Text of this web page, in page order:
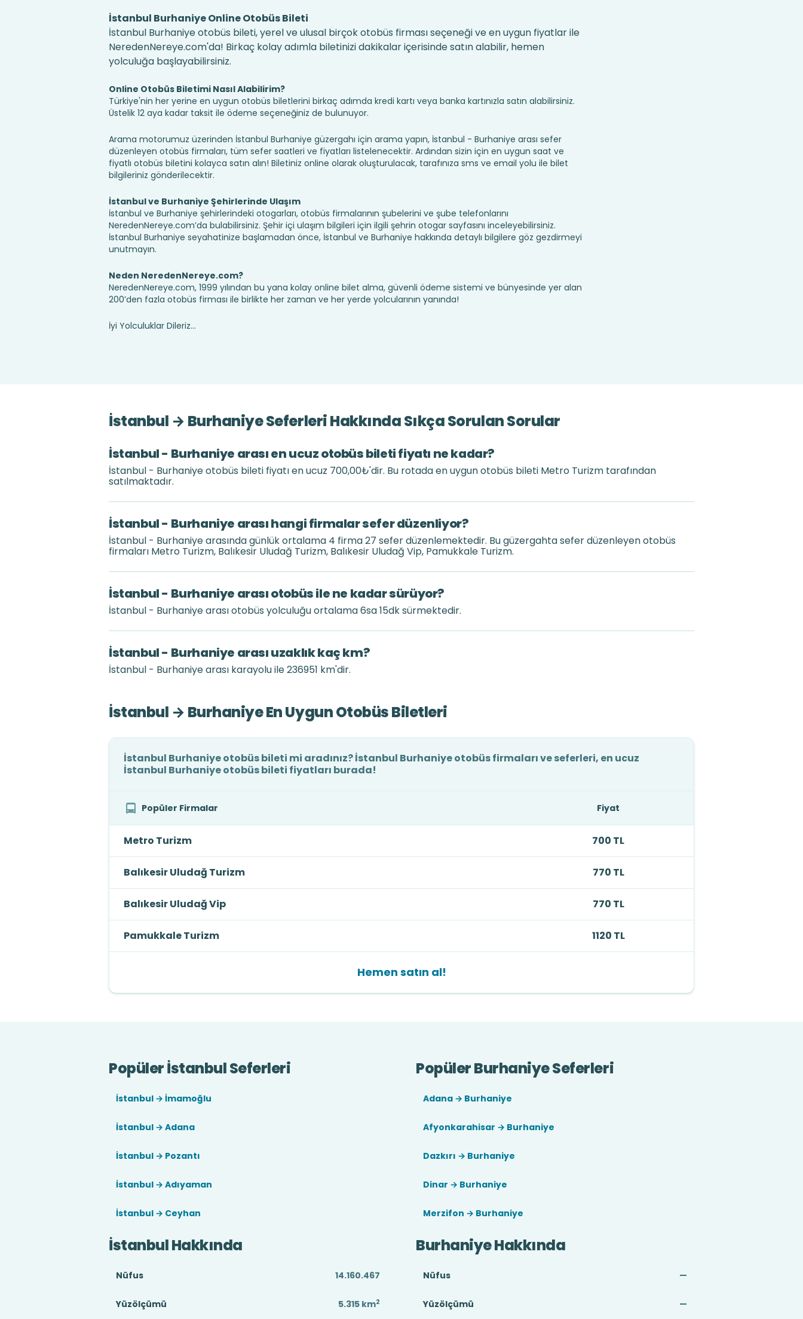
İstanbul Burhaniye Online Otobüs Bileti
İstanbul Burhaniye otobüs bileti, yerel ve ulusal birçok otobüs firması seçeneği ve en uygun fiyatlar ile
NeredenNereye.com'da! Birkaç kolay adımla biletinizi dakikalar içerisinde satın alabilir, hemen
yolculuğa başlayabilirsiniz.
Online Otobüs Biletimi Nasıl Alabilirim?
Türkiye'nin her yerine en uygun otobüs biletlerini birkaç adımda kredi kartı veya banka kartınızla satın alabilirsiniz.
Üstelik 12 aya kadar taksit ile ödeme seçeneğiniz de bulunuyor.
Arama motorumuz üzerinden İstanbul Burhaniye güzergahı için arama yapın, İstanbul - Burhaniye arası sefer
düzenleyen otobüs firmaları, tüm sefer saatleri ve fiyatları listelenecektir. Ardından sizin için en uygun saat ve
fiyatlı otobüs biletini kolayca satın alın! Biletiniz online olarak oluşturulacak, tarafınıza sms ve email yolu ile bilet
bilgileriniz gönderilecektir.
İstanbul ve Burhaniye Şehirlerinde Ulaşım
İstanbul ve Burhaniye şehirlerindeki otogarları, otobüs firmalarının şubelerini ve şube telefonlarını
NeredenNereye.com’da bulabilirsiniz. Şehir içi ulaşım bilgileri için ilgili şehrin otogar sayfasını inceleyebilirsiniz.
İstanbul Burhaniye seyahatinize başlamadan önce, İstanbul ve Burhaniye hakkında detaylı bilgilere göz gezdirmeyi
unutmayın.
Neden NeredenNereye.com?
NeredenNereye.com, 1999 yılından bu yana kolay online bilet alma, güvenli ödeme sistemi ve bünyesinde yer alan
200’den fazla otobüs firması ile birlikte her zaman ve her yerde yolcularının yanında!
İyi Yolculuklar Dileriz...
İstanbul → Burhaniye Seferleri Hakkında Sıkça Sorulan Sorular
İstanbul - Burhaniye arası en ucuz otobüs bileti fiyatı ne kadar?
İstanbul - Burhaniye otobüs bileti fiyatı en ucuz 700,00₺'dir. Bu rotada en uygun otobüs bileti Metro Turizm tarafından
satılmaktadır.
İstanbul - Burhaniye arası hangi firmalar sefer düzenliyor?
İstanbul - Burhaniye arasında günlük ortalama 4 firma 27 sefer düzenlemektedir. Bu güzergahta sefer düzenleyen otobüs
firmaları Metro Turizm, Balıkesir Uludağ Turizm, Balıkesir Uludağ Vip, Pamukkale Turizm.
İstanbul - Burhaniye arası otobüs ile ne kadar sürüyor?
İstanbul - Burhaniye arası otobüs yolculuğu ortalama 6sa 15dk sürmektedir.
İstanbul - Burhaniye arası uzaklık kaç km?
İstanbul - Burhaniye arası karayolu ile 236951 km'dir.
İstanbul → Burhaniye En Uygun Otobüs Biletleri
İstanbul Burhaniye otobüs bileti mi aradınız? İstanbul Burhaniye otobüs firmaları ve seferleri, en ucuz
İstanbul Burhaniye otobüs bileti fiyatları burada!
Popüler Firmalar Fiyat
Metro Turizm 700 TL
Balıkesir Uludağ Turizm 770 TL
Balıkesir Uludağ Vip 770 TL
Pamukkale Turizm 1120 TL
Hemen satın al!
Popüler İstanbul Seferleri
İstanbul → İmamoğlu
İstanbul → Adana
İstanbul → Pozantı
İstanbul → Adıyaman
İstanbul → Ceyhan
Popüler Burhaniye Seferleri
Adana → Burhaniye
Afyonkarahisar → Burhaniye
Dazkırı → Burhaniye
Dinar → Burhaniye
Merzifon → Burhaniye
İstanbul Hakkında
Nüfus 14.160.467
Yüzölçümü 5.315 km2
Burhaniye Hakkında
Nüfus —
Yüzölçümü —